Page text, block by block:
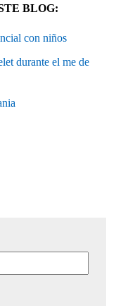
BLOG:
con niños
durante el me de